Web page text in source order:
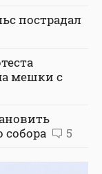
пострадал
мешки с
собора
5